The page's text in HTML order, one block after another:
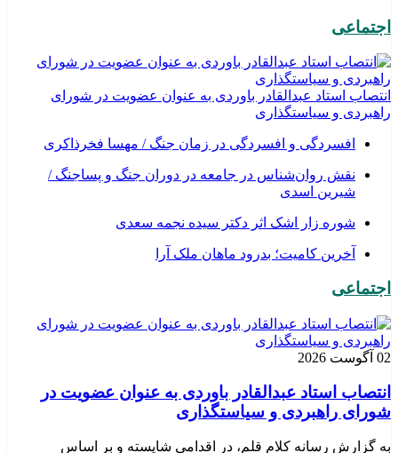
اجتماعی
انتصاب استاد عبدالقادر باوردی به عنوان عضویت در شورای
راهبردی و سیاستگذاری
افسردگی و افسردگی در زمان جنگ / مهسا فخرذاکری
نقش روان‌شناس در جامعه در دوران جنگ و پساجنگ /
شیرین اسدی
شوره زار اشک اثر دکتر سیده نجمه سعدی
​آخرین کامیت؛ بدرود ماهان ملک آرا
اجتماعی
02 آگوست 2026
انتصاب استاد عبدالقادر باوردی به عنوان عضویت در
شورای راهبردی و سیاستگذاری
به گزارش رسانه کلام قلم، در اقدامی شایسته و بر اساس